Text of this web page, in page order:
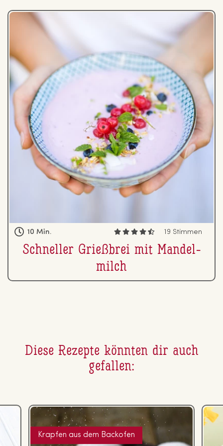
10 Min. 19 Stimmen
Schneller Grießbrei mit Man­del­
milch
Diese Rezepte könnten dir auch
gefallen:
Krapfen aus dem Backofen